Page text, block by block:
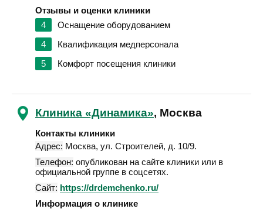
Отзывы и оценки клиники
4
Оснащение оборудованием
4
Квалификация медперсонала
5
Комфорт посещения клиники
Клиника «Динамика», Москва
Контакты клиники
Адрес: Москва, ул. Строителей, д. 10/9.
Телефон: опубликован на сайте клиники или в
официальной группе в соцсетях.
Сайт: https://drdemchenko.ru/
Информация о клинике